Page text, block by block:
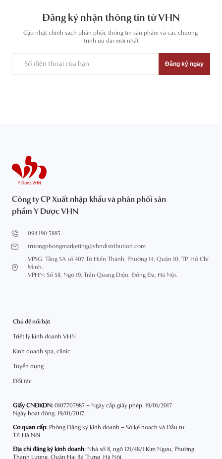
Đăng ký nhận thông tin từ VHN
Cập nhật chính sách phân phối, thông tin sản phẩm và các chương
trình ưu đãi mới nhất
Đăng ký ngay
Công ty CP Xuất nhập khẩu và phân phối sản
phẩm Y Dược VHN
094 190 5885
truongphongmarketing@vhndistribution.com
VPSG: Tầng 5A số 407 Tô Hiến Thành, Phường 14, Quận 10, TP. Hồ Chí
Minh.
VPHN: Số 58, Ngõ 19, Trần Quang Diệu, Đống Đa, Hà Nội.
Chủ đề nổi bật
Triết lý kinh doanh VHN
Kinh doanh spa, clinic
Tuyển dụng
Đối tác
Giấy CNĐKDN: 0107707987 – Ngày cấp giấy phép: 19/01/2017
Ngày hoạt động: 19/01/2017.
Cơ quan cấp: Phòng Đăng ký kinh doanh – Sở kế hoạch và Đầu tư
TP. Hà Nội
Địa chỉ đăng ký kinh doanh: Nhà số 8, ngõ 121/48/1 Kim Ngưu, Phường
Thanh Lương, Quận Hai Bà Trưng, Hà Nội